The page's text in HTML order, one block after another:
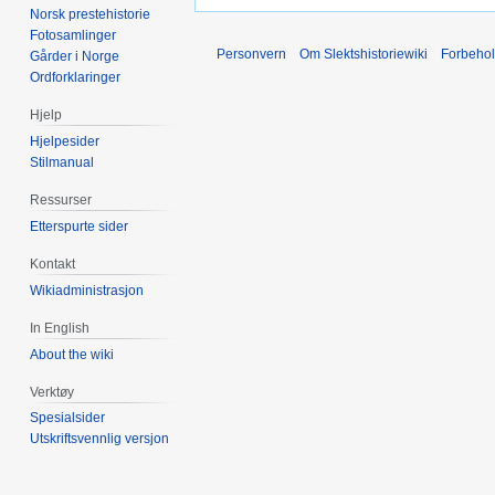
Norsk prestehistorie
Fotosamlinger
Gårder i Norge
Ordforklaringer
Hjelp
Hjelpesider
Stilmanual
Ressurser
Etterspurte sider
Kontakt
Wikiadministrasjon
In English
About the wiki
Verktøy
Spesialsider
Utskriftsvennlig versjon
Personvern Om Slektshistoriewiki